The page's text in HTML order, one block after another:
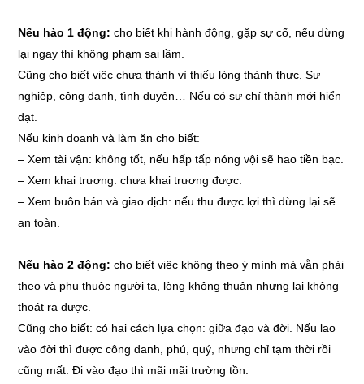
Nếu hào 1 động: cho biết khi hành động, gặp sự cố, nếu dừng
lại ngay thì không phạm sai lầm.
Cũng cho biết việc chưa thành vì thiếu lòng thành thực. Sự
nghiệp, công danh, tình duyên… Nếu có sự chí thành mới hiển
đạt.
Nếu kinh doanh và làm ăn cho biết:
– Xem tài vận: không tốt, nếu hấp tấp nóng vội sẽ hao tiền bạc.
– Xem khai trương: chưa khai trương được.
– Xem buôn bán và giao dịch: nếu thu được lợi thì dừng lại sẽ
an toàn.
Nếu hào 2 động: cho biết việc không theo ý mình mà vẫn phải
theo và phụ thuộc người ta, lòng không thuận nhưng lại không
thoát ra được.
Cũng cho biết: có hai cách lựa chọn: giữa đạo và đời. Nếu lao
vào đời thì được công danh, phú, quý, nhưng chỉ tạm thời rồi
cũng mất. Đi vào đạo thì mãi mãi trường tồn.